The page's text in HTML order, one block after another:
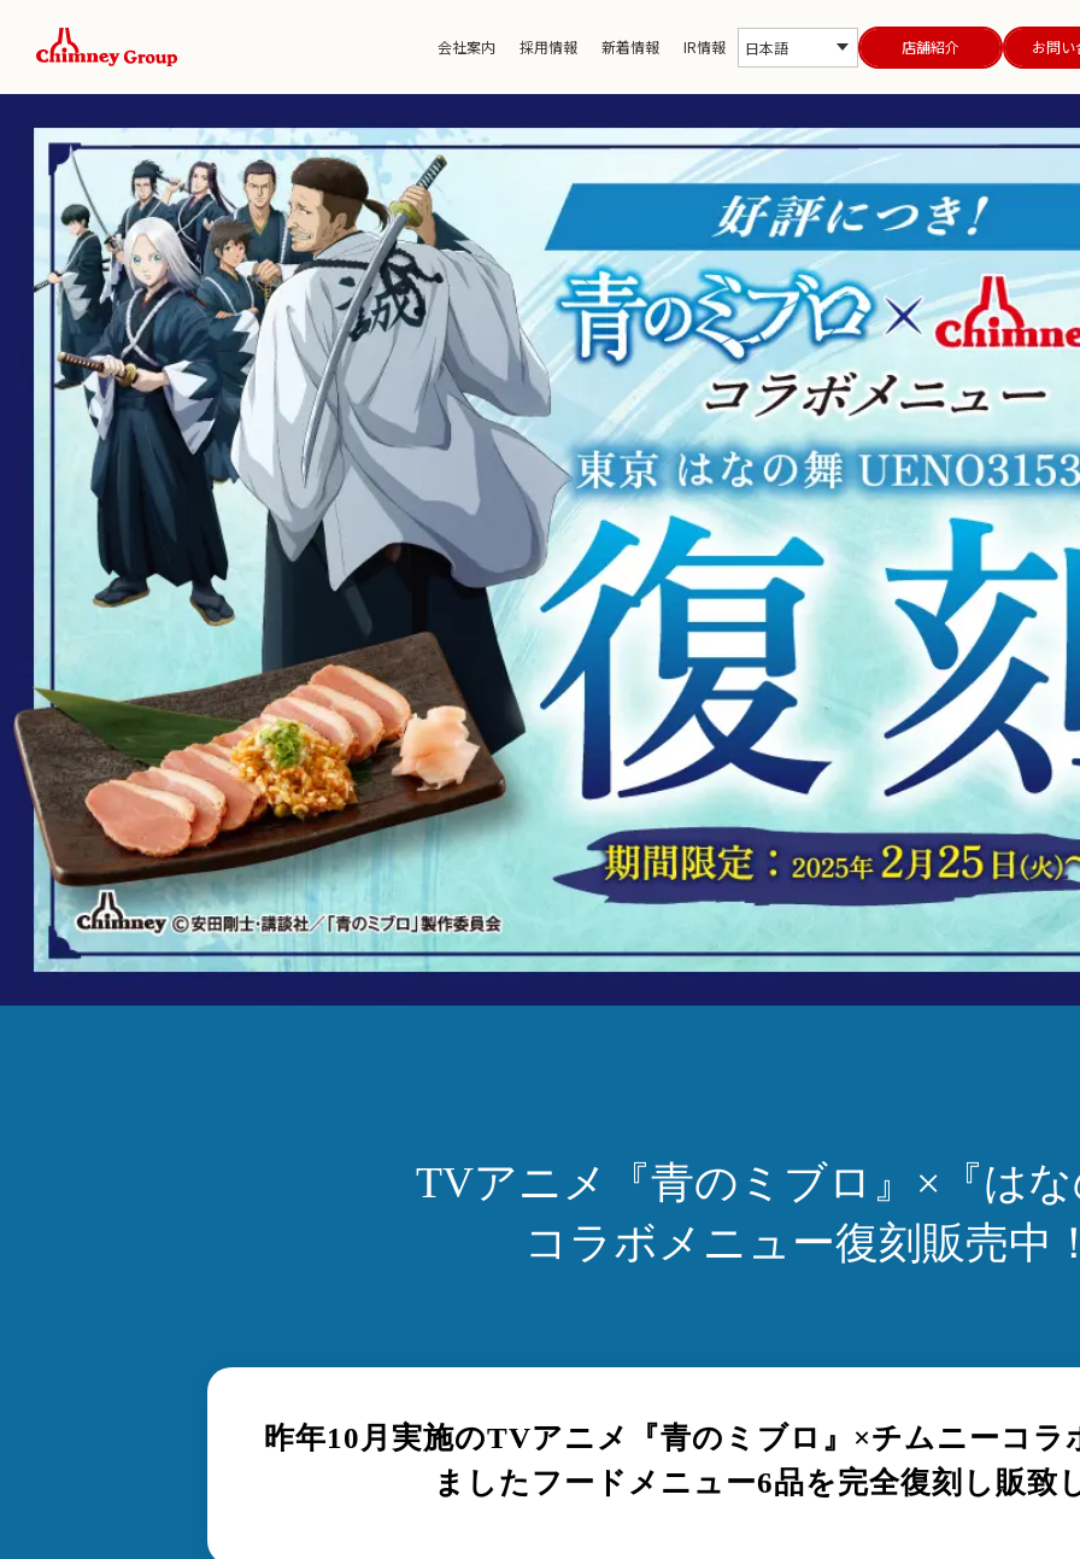
会社案内 採用情報 新着情報 IR情報 日本語 店舗紹介 お問い
TVアニメ『青のミブロ』 × 『は
コラボメニュー復刻販売中
昨年10月実施のTVアニメ『青のミブロ』 ×チムニーコラ
ました フードメニュー6品を完全復刻し販致